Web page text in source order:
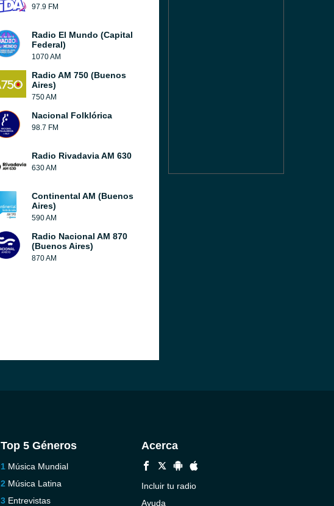
97.9 FM
Radio El Mundo (Capital
Federal)
1070 AM
Radio AM 750 (Buenos
Aires)
750 AM
Nacional Folklórica
98.7 FM
Radio Rivadavia AM 630
630 AM
Continental AM (Buenos
Aires)
590 AM
Radio Nacional AM 870
(Buenos Aires)
870 AM
Top 5 Géneros
Música Mundial
Música Latina
Entrevistas
Acerca
Incluir tu radio
Ayuda